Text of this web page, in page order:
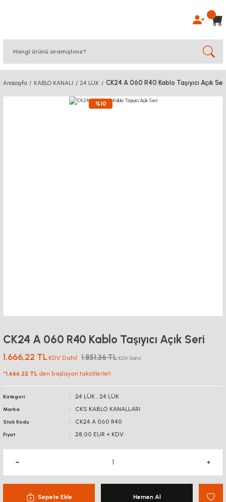
Anasayfa KABLO KANALI 24 LÜK CK24 A 060 R40 Kablo Taşıyıcı Açık Seri
%10
CK24 A 060 R40 Kablo Taşıyıcı Açık Seri
1.666,22 TL KDV Dahil 1.851,36 TL KDV Dahil
*1.666,22 TL den başlayan taksitlerle!!
Kategori 24 LÜK , 24 LÜK
Marka CKS KABLO KANALLARI
Stok Kodu CK24 A 060 R40
Fiyat 28,00 EUR + KDV
Sepete Ekle Hemen Al